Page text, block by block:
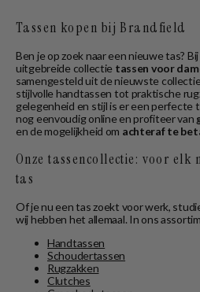
Tassen kopen bij Brandfield
Ben je op zoek naar een nieuwe tas?
uitgebreide collectie tassen voor
samengesteld uit de nieuwste
stijlvolle handtassen tot praktische
gelegenheid en stijl is er een perfecte
nog eenvoudig online en profiteer van
en de mogelijkheid om achteraf te
Onze tassencollectie: voor elk
tas
Of je nu een tas zoekt voor werk,
wij hebben het allemaal. In ons
Handtassen
Schoudertassen
Rugzakken
Clutches